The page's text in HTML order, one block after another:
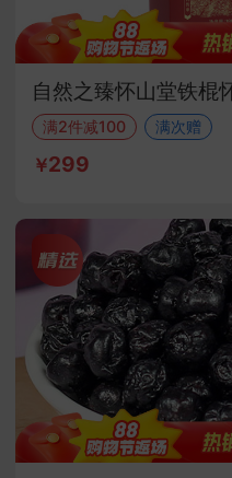
自然之臻怀山堂铁棍
满2件减100 满次赠
299